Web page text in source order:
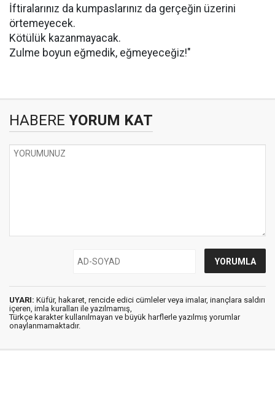
İftiralarınız da kumpaslarınız da gerçeğin üzerini
örtemeyecek.
Kötülük kazanmayacak.
Zulme boyun eğmedik, eğmeyeceğiz!"
HABERE YORUM KAT
UYARI: Küfür, hakaret, rencide edici cümleler veya imalar, inançlara saldırı
içeren, imla kuralları ile yazılmamış,
Türkçe karakter kullanılmayan ve büyük harflerle yazılmış yorumlar
onaylanmamaktadır.